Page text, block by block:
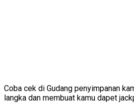
Coba cek di Gudang penyimpanan
langka dan membuat kamu dapet